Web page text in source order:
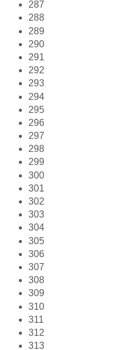
287
288
289
290
291
292
293
294
295
296
297
298
299
300
301
302
303
304
305
306
307
308
309
310
311
312
313